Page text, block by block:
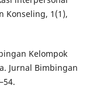
Konseling, 1(1),
Kelompok
Jurnal Bimbingan